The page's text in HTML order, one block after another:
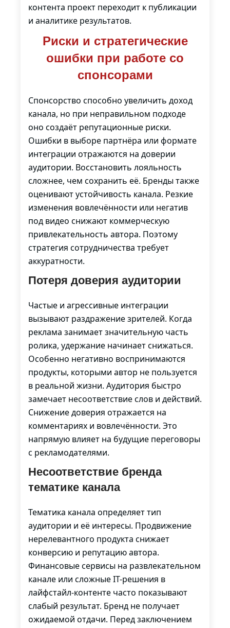
контента проект переходит к публикации
и аналитике результатов.
Риски и стратегические
ошибки при работе со
спонсорами
Спонсорство способно увеличить доход
канала, но при неправильном подходе
оно создаёт репутационные риски.
Ошибки в выборе партнёра или формате
интеграции отражаются на доверии
аудитории. Восстановить лояльность
сложнее, чем сохранить её. Бренды также
оценивают устойчивость канала. Резкие
изменения вовлечённости или негатив
под видео снижают коммерческую
привлекательность автора. Поэтому
стратегия сотрудничества требует
аккуратности.
Потеря доверия аудитории
Частые и агрессивные интеграции
вызывают раздражение зрителей. Когда
реклама занимает значительную часть
ролика, удержание начинает снижаться.
Особенно негативно воспринимаются
продукты, которыми автор не пользуется
в реальной жизни. Аудитория быстро
замечает несоответствие слов и действий.
Снижение доверия отражается на
комментариях и вовлечённости. Это
напрямую влияет на будущие переговоры
с рекламодателями.
Несоответствие бренда
тематике канала
Тематика канала определяет тип
аудитории и её интересы. Продвижение
нерелевантного продукта снижает
конверсию и репутацию автора.
Финансовые сервисы на развлекательном
канале или сложные IT-решения в
лайфстайл-контенте часто показывают
слабый результат. Бренд не получает
ожидаемой отдачи. Перед заключением